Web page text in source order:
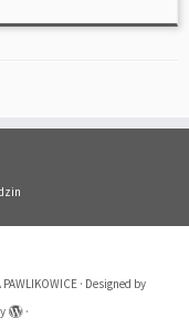
· Designed by
·